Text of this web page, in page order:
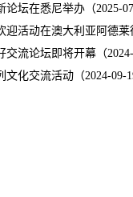
论坛在悉尼举办（2025-
迎活动在澳大利亚阿德莱
交流论坛即将开幕（
文化交流活动（2024-09-